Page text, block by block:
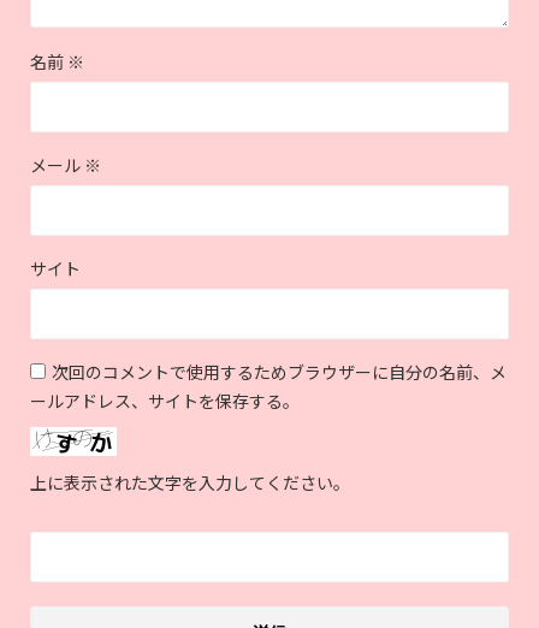
名前 ※
メール ※
サイト
次回のコメントで使用するためブラウザーに自分の名前、メ
ールアドレス、サイトを保存する。
上に表示された文字を入力してください。